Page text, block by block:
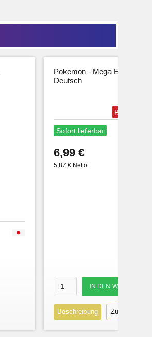
Pokemon - Mega
Deutsch
Bestseller
Sofort lieferbar
6,99 €
5,87 € Netto
Beschreibung Zur